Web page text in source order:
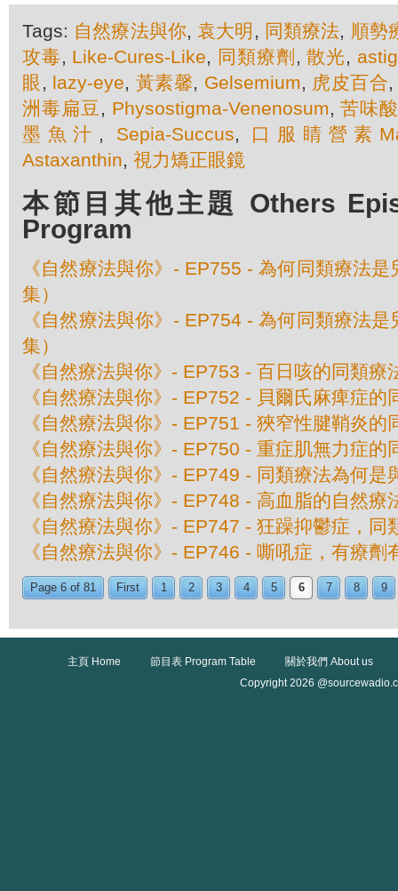
Tags: 自然療法與你,袁大明 , 同類療法, 順勢
攻毒, Like-Cures-Like, 同類療劑 ,散光,
眼 , lazy-eye, 黃素馨, Gelsemium, 虎皮百合
洲毒扁豆 , Physostigma-Venenosum,苦味
墨魚汁 , Sepia-Succus, 口服睛營素
Astaxanthin, 視力矯正眼鏡
本節目其他主題 Others
Program
《自然療法與你》- EP755 - 為何同類療法
集）
《自然療法與你》- EP754 - 為何同類療法
集）
《自然療法與你》- EP753 - 百日咳的同類療
《自然療法與你》- EP752 - 貝爾氏麻痺症的
《自然療法與你》- EP751 - 狹窄性腱鞘炎的
《自然療法與你》- EP750 - 重症肌無力症的
《自然療法與你》- EP749 - 同類療法為何是
《自然療法與你》- EP748 - 高血脂的自然療
《自然療法與你》- EP747 - 狂躁抑鬱症，同
《自然療法與你》- EP746 - 嘶吼症，有療劑
Page 6 of 81 First 1 2 3 4 5 6 7 8 9
主頁 Home 節目表 Program Table
關於我們 About us
Copyright 2026